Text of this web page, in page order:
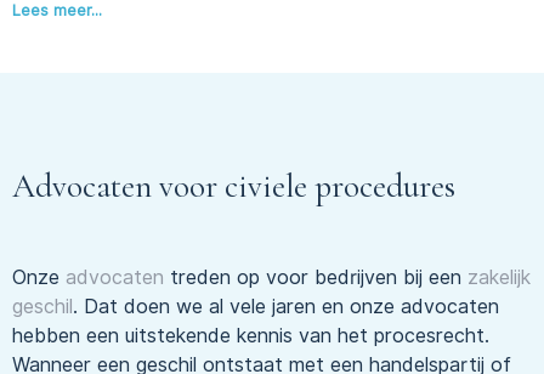
Lees meer...
Advocaten voor civiele procedures
Onze advocaten treden op voor bedrijven bij een zakelijk
geschil . Dat doen we al vele jaren en onze advocaten
hebben een uitstekende kennis van het procesrecht.
Wanneer een geschil ontstaat met een handelspartij of